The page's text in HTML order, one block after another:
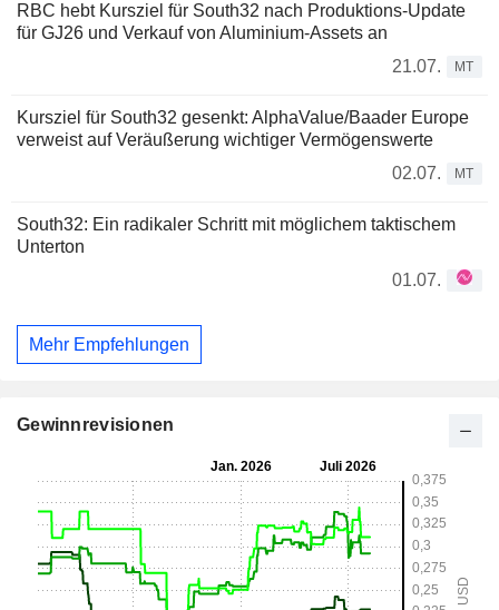
RBC hebt Kursziel für South32 nach Produktions-Update
für GJ26 und Verkauf von Aluminium-Assets an
21.07.
MT
Kursziel für South32 gesenkt: AlphaValue/Baader Europe
verweist auf Veräußerung wichtiger Vermögenswerte
02.07.
MT
South32: Ein radikaler Schritt mit möglichem taktischem
Unterton
01.07.
Mehr Empfehlungen
Gewinnrevisionen